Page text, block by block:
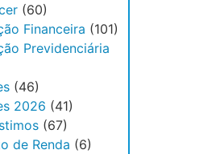
(60)
Financeira (101)
Previdenciária
(46)
2026 (41)
(67)
de Renda (6)